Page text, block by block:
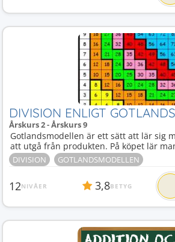
DIVISION ENLIGT
Årskurs 2 - Årskurs 9
Gotlandsmodellen är ett sätt att lär sig
att utgå från produkten. På köpet lär
DIVISION GOTLANDSMODELLEN
12NIVÅER 3,8BETYG